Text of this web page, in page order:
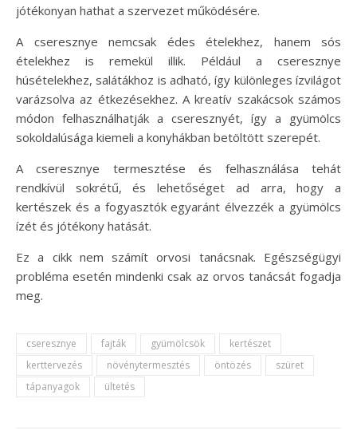
jótékonyan hathat a szervezet működésére.
A cseresznye nemcsak édes ételekhez, hanem sós
ételekhez is remekül illik. Például a cseresznye
húsételekhez, salátákhoz is adható, így különleges ízvilágot
varázsolva az étkezésekhez. A kreatív szakácsok számos
módon felhasználhatják a cseresznyét, így a gyümölcs
sokoldalúsága kiemeli a konyhákban betöltött szerepét.
A cseresznye termesztése és felhasználása tehát
rendkívül sokrétű, és lehetőséget ad arra, hogy a
kertészek és a fogyasztók egyaránt élvezzék a gyümölcs
ízét és jótékony hatását.
Ez a cikk nem számít orvosi tanácsnak. Egészségügyi
probléma esetén mindenki csak az orvos tanácsát fogadja
meg.
cseresznye fajták gyümölcsök
kertészet
kerttervezés
növénytermesztés öntözés
szüret
tápanyagok
ültetés